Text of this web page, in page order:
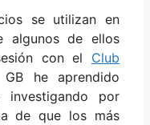
se utilizan en
algunos de ellos
con el Club
he aprendido
investigando por
de que los más